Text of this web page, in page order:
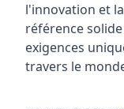
l'innovation et
référence
exigences
travers le